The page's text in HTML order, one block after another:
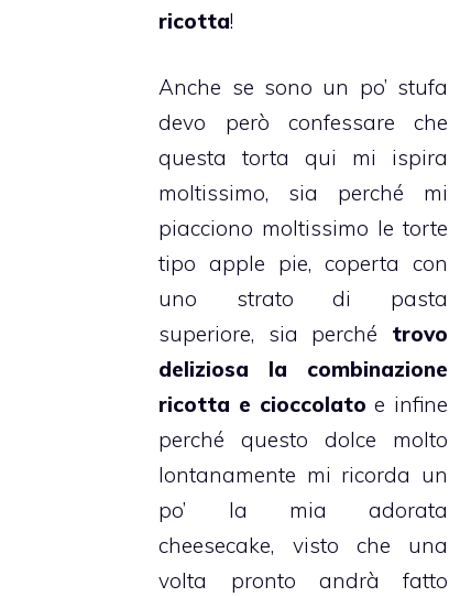
ricotta!
Anche se sono un po’ stufa
devo però confessare che
questa torta qui mi ispira
moltissimo, sia perché mi
piacciono moltissimo le torte
tipoapple pie, coperta con
uno strato di pasta
superiore, sia perché trovo
deliziosa la combinazione
ricotta e cioccolato e infine
perché questo dolce molto
lontanamente mi ricorda un
po’ la mia adorata
cheesecake, visto che una
volta pronto andrà fatto